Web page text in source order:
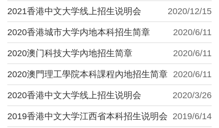
2020/12/15
2021香港中文大学线上招生说明会
2020/6/11
2020香港城市大学内地本科招生简章
2020/6/11
2020澳门科技大学內地招生简章
2020/6/11
2020澳門理工學院本科課程內地招生简章
2020/3/26
2020香港中文大学线上招生说明会
2019/6/14
2019香港中文大学江西省本科招生说明会